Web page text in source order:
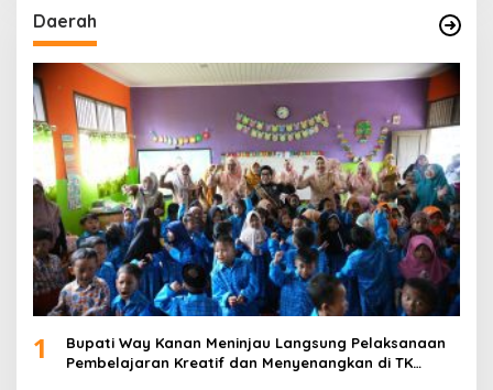
Daerah
1
Bupati Way Kanan Meninjau Langsung Pelaksanaan
Pembelajaran Kreatif dan Menyenangkan di TK